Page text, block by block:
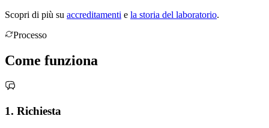
Scopri di più su accreditamenti e la storia del laboratorio.
Processo
Come funziona
1. Richiesta